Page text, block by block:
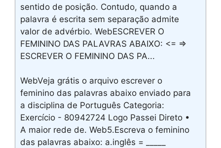
sentido de posição. Contudo, quando a
palavra é escrita sem separação admite
valor de advérbio. WebESCREVER O
FEMININO DAS PALAVRAS ABAIXO: <= =>
ESCREVER O FEMININO DAS PA...
WebVeja grátis o arquivo escrever o
feminino das palavras abaixo enviado para
a disciplina de Português Categoria:
Exercício - 80942724 Logo Passei Direto •
A maior rede de. Web5.Escreva o feminino
das palavras abaixo: a.inglês = _____